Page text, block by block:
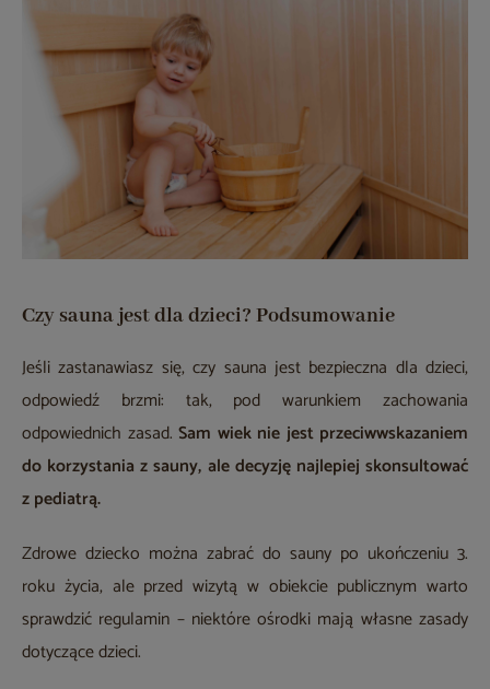
Czy sauna jest dla dzieci? Podsumowanie
Jeśli zastanawiasz się, czy sauna jest bezpieczna dla dzieci,
odpowiedź brzmi: tak, pod warunkiem zachowania
odpowiednich zasad. Sam wiek nie jest przeciwwskazaniem
do korzystania z sauny, ale decyzję najlepiej skonsultować
z pediatrą.
Zdrowe dziecko można zabrać do sauny po ukończeniu 3.
roku życia, ale przed wizytą w obiekcie publicznym warto
sprawdzić regulamin – niektóre ośrodki mają własne zasady
dotyczące dzieci.